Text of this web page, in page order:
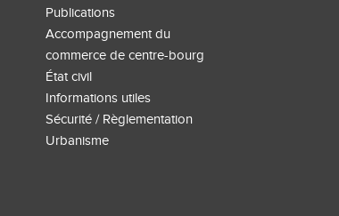
Publications
Accompagnement du
commerce de centre-bourg
État civil
Informations utiles
Sécurité / Règlementation
Urbanisme